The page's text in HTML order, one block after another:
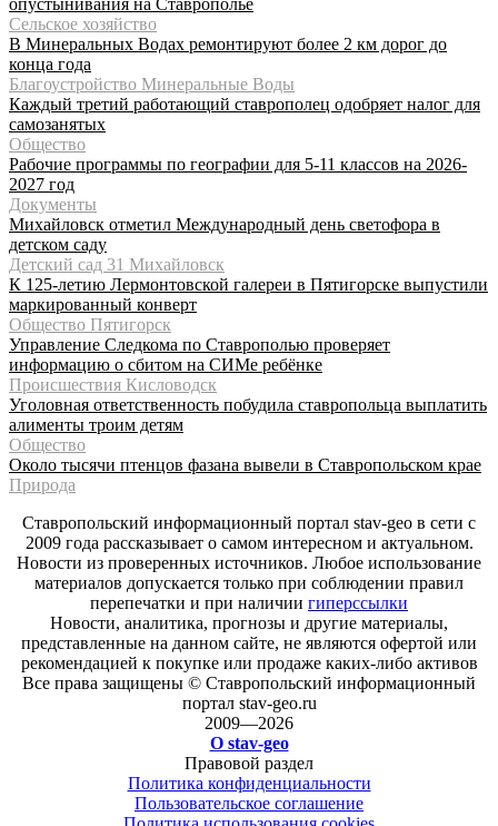
Сельское хозяйство
В Минеральных Водах ремонтируют более 2 км дорог до
конца года
Благоустройство Минеральные Воды
Каждый третий работающий ставрополец одобряет налог для
самозанятых
Общество
Рабочие программы по географии для 5-11 классов на 2026-
2027 год
Документы
Михайловск отметил Международный день светофора в
детском саду
Детский сад 31 Михайловск
К 125-летию Лермонтовской галереи в Пятигорске выпустили
маркированный конверт
Общество Пятигорск
Управление Следкома по Ставрополью проверяет
информацию о сбитом на СИМе ребёнке
Происшествия Кисловодск
Уголовная ответственность побудила ставропольца выплатить
алименты троим детям
Общество
Около тысячи птенцов фазана вывели в Ставропольском крае
Природа
Ставропольский информационный портал stav-geo в сети с
2009 года рассказывает о самом интересном и актуальном.
Новости из проверенных источников. Любое использование
материалов допускается только при соблюдении правил
перепечатки и при наличии гиперссылки
Новости, аналитика, прогнозы и другие материалы,
представленные на данном сайте, не являются офертой или
рекомендацией к покупке или продаже каких-либо активов
Все права защищены © Ставропольский информационный
портал stav-geo.ru
2009—2026
О stav-geo
Правовой раздел
Политика конфиденциальности
Пользовательское соглашение